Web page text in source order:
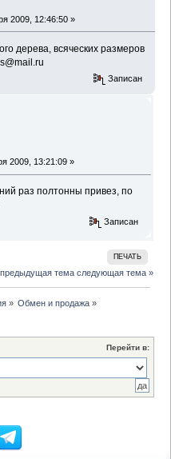
2009, 12:46:50 »
дерева, всяческих размеров
Записан
2009, 13:21:09 »
раз полтонны привез, по
Записан
ПЕЧАТЬ
тема следующая тема »
» Обмен и продажа»
Перейти в: